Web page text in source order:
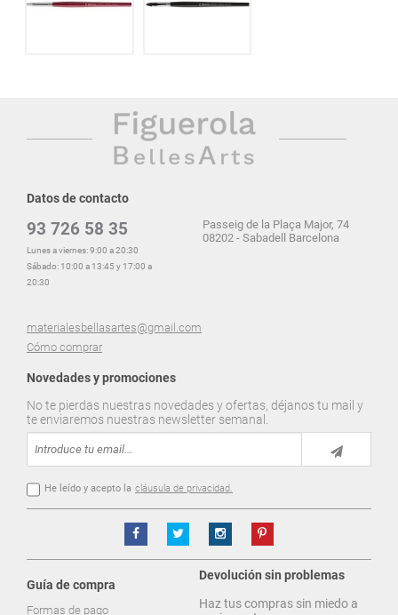
Datos de contacto
93 726 58 35
Lunes a viernes: 9:00 a 20:30
Sábado: 10:00 a 13:45 y 17:00 a
20:30
materialesbellasartes@gmail.com
Cómo comprar
Passeig de la Plaça Major, 74
08202 - Sabadell Barcelona
Novedades y promociones
No te pierdas nuestras novedades y ofertas, déjanos tu mail y
te enviaremos nuestras newsletter semanal.
He leído y acepto la cláusula de privacidad.
Guía de compra
Formas de pago
Devolución sin problemas
Haz tus compras sin miedo a